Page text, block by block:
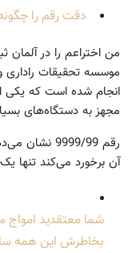
دقت رقم را
من اختراعم را در
موسسه تحقیقات راداری
انجام شده است که یکی
مجهز به دستگاه‌های
آن برخورد می‌کند تنها
شما معتقدید امواج
بخاطرش این همه